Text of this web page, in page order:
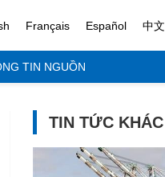
Français Español 中文
TIN NGUỒN
TIN TỨC KHÁC